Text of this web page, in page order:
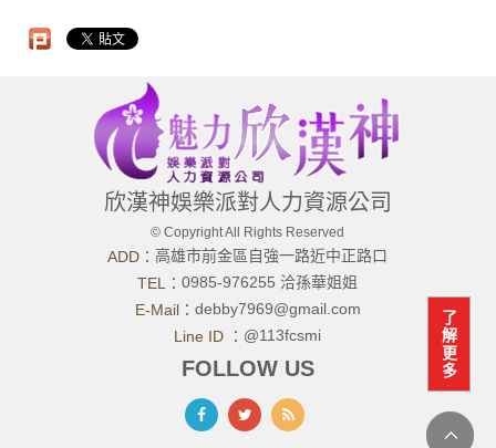
了
解
更
多
欣漢神娛樂派對人力資源公司
© Copyright All Rights Reserved
ADD： 高雄市前金區自強一路近中正路口
TEL：0985-976255 洽孫華姐姐
E-Mail： debby7969@gmail.com
Line ID ： @113fcsmi
FOLLOW US